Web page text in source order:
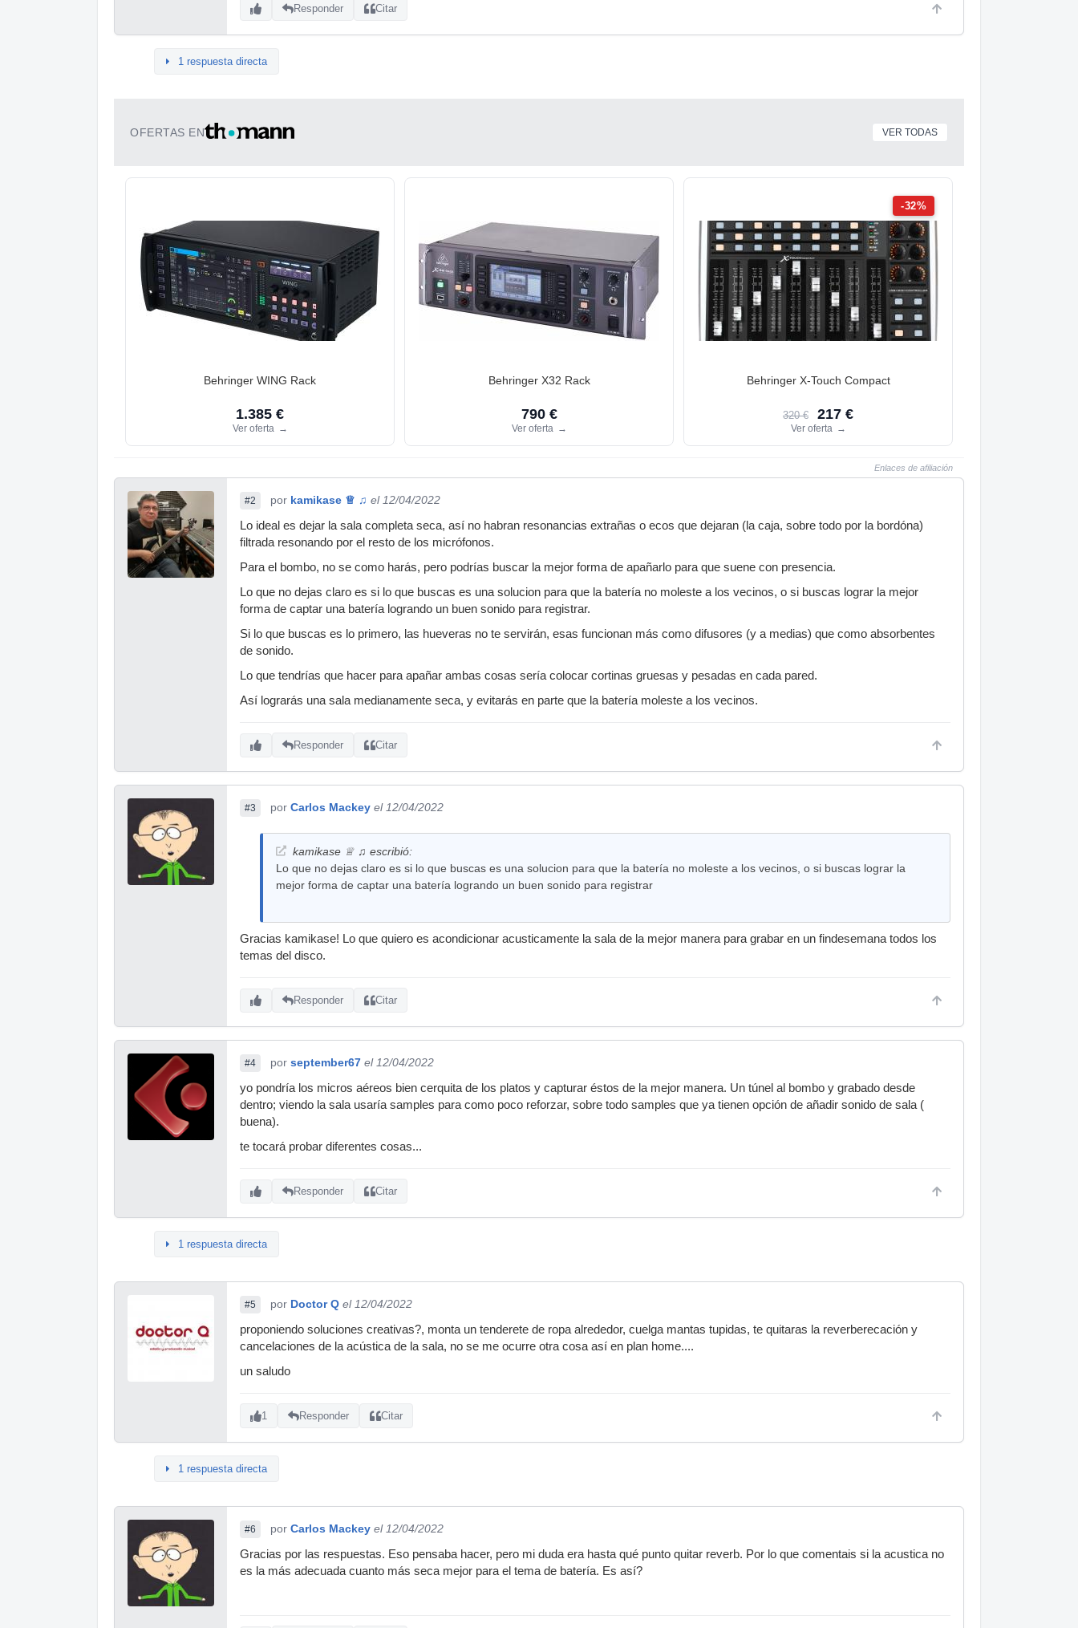
Responder Citar
1 respuesta directa
OFERTAS EN VER TODAS
Behringer WING Rack
1.385 €
Ver oferta →
Behringer X32 Rack
790 €
Ver oferta →
-32%
Behringer X-Touch Compact
320 € 217 €
Ver oferta →
Enlaces de afiliación
#2 por kamikase ♕ ♫ el 12/04/2022
Lo ideal es dejar la sala completa seca, así no habran resonancias extrañas o ecos que dejaran (la caja, sobre todo por la bordóna)
filtrada resonando por el resto de los micrófonos.
Para el bombo, no se como harás, pero podrías buscar la mejor forma de apañarlo para que suene con presencia.
Lo que no dejas claro es si lo que buscas es una solucion para que la batería no moleste a los vecinos, o si buscas lograr la mejor
forma de captar una batería logrando un buen sonido para registrar.
Si lo que buscas es lo primero, las hueveras no te servirán, esas funcionan más como difusores (y a medias) que como absorbentes
de sonido.
Lo que tendrías que hacer para apañar ambas cosas sería colocar cortinas gruesas y pesadas en cada pared.
Así lograrás una sala medianamente seca, y evitarás en parte que la batería moleste a los vecinos.
Responder Citar
#3 por Carlos Mackey el 12/04/2022
kamikase ♕ ♫ escribió:
Lo que no dejas claro es si lo que buscas es una solucion para que la batería no moleste a los vecinos, o si buscas lograr la
mejor forma de captar una batería logrando un buen sonido para registrar
Gracias kamikase! Lo que quiero es acondicionar acusticamente la sala de la mejor manera para grabar en un findesemana todos los
temas del disco.
Responder Citar
#4 por september67 el 12/04/2022
yo pondría los micros aéreos bien cerquita de los platos y capturar éstos de la mejor manera. Un túnel al bombo y grabado desde
dentro; viendo la sala usaría samples para como poco reforzar, sobre todo samples que ya tienen opción de añadir sonido de sala (
buena).
te tocará probar diferentes cosas...
Responder Citar
1 respuesta directa
#5 por Doctor Q el 12/04/2022
proponiendo soluciones creativas?, monta un tenderete de ropa alrededor, cuelga mantas tupidas, te quitaras la reverberecación y
cancelaciones de la acústica de la sala, no se me ocurre otra cosa así en plan home....
un saludo
1 Responder Citar
1 respuesta directa
#6 por Carlos Mackey el 12/04/2022
Gracias por las respuestas. Eso pensaba hacer, pero mi duda era hasta qué punto quitar reverb. Por lo que comentais si la acustica no
es la más adecuada cuanto más seca mejor para el tema de batería. Es así?